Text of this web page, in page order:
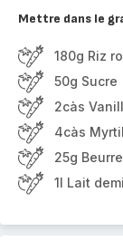
Mettre dans le
180g Riz
50g Sucre
2càs
4càs
25g Beurre
1l Lait